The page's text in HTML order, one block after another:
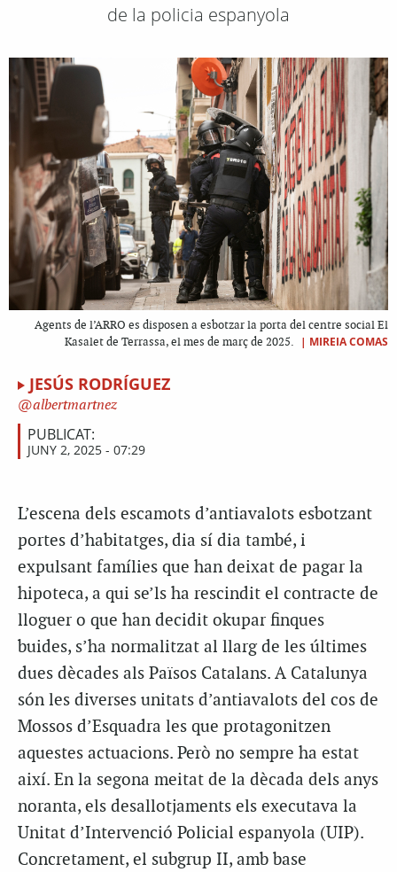
de la policia espanyola
Agents de l’ARRO es disposen a esbotzar la porta del centre social El
Kasalet de Terrassa, el mes de març de 2025.
| MIREIA COMAS
JESÚS RODRÍGUEZ
albertmartnez
PUBLICAT:
JUNY 2, 2025 - 07:29
L’escena dels escamots d’antiavalots esbotzant
portes d’habitatges, dia sí dia també, i
expulsant famílies que han deixat de pagar la
hipoteca, a qui se’ls ha rescindit el contracte de
lloguer o que han decidit okupar finques
buides, s’ha normalitzat al llarg de les últimes
dues dècades als Països Catalans. A Catalunya
són les diverses unitats d’antiavalots del cos de
Mossos d’Esquadra les que protagonitzen
aquestes actuacions. Però no sempre ha estat
així. En la segona meitat de la dècada dels anys
noranta, els desallotjaments els executava la
Unitat d’Intervenció Policial espanyola (UIP).
Concretament, el subgrup II, amb base